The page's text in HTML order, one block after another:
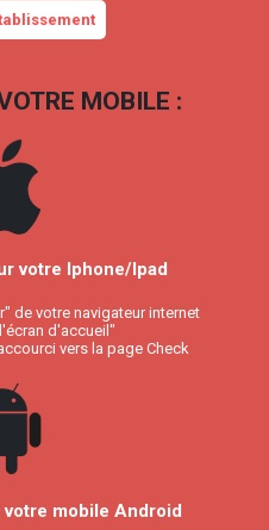
MOBILE :
votre Iphone/Ipad
de votre navigateur internet
d'accueil"
vers la page Check
mobile Android